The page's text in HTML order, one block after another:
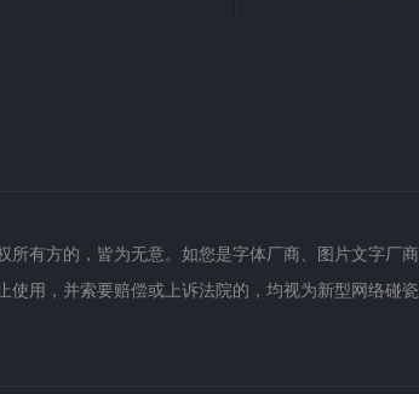
有方的，皆为无意。如您是字体厂商、图片文字厂
用，并索要赔偿或上诉法院的，均视为新型网络碰